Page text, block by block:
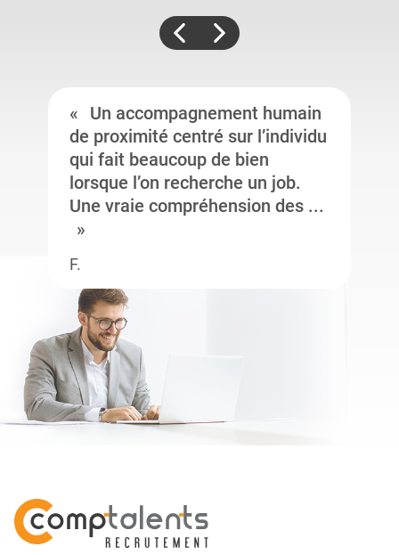
Un accompagnement humain
de proximité centré sur l’individu
qui fait beaucoup de bien
lorsque l’on recherche un job.
Une vraie compréhension des ...
F.